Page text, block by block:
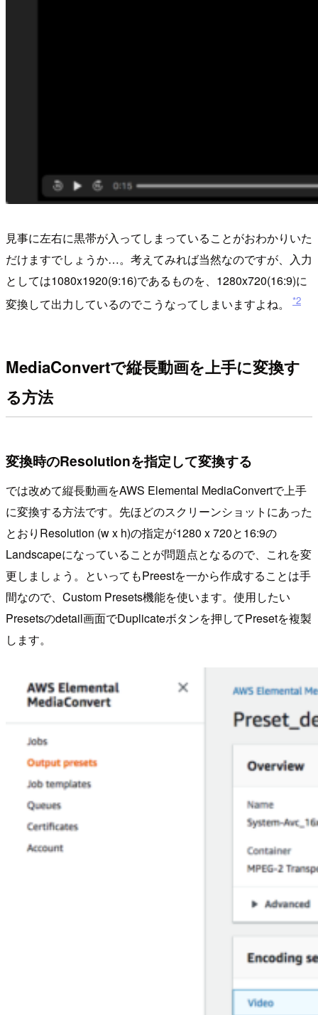
見事に左右に黒帯が入ってしまっていることがおわかりいた
だけますでしょうか…。考えてみれば当然なのですが、入力
としては1080x1920(9:16)であるものを、1280x720(16:9)に
変換して出力しているのでこうなってしまいますよね。
*2
MediaConvertで縦長動画を上手に変換す
る方法
変換時のResolutionを指定して変換する
では改めて縦長動画をAWS Elemental MediaConvertで上手
に変換する方法です。先ほどのスクリーンショットにあった
とおりResolution (w x h)の指定が1280 x 720と16:9の
Landscapeになっていることが問題点となるので、これを変
更しましょう。といってもPreestを一から作成することは手
間なので、Custom Presets機能を使います。使用したい
Presetsのdetail画面でDuplicateボタンを押してPresetを複製
します。